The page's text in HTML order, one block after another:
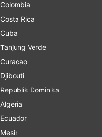
Colombia
Costa Rica
Cuba
Tanjung Verde
Curacao
Djibouti
Republik Dominika
Algeria
Ecuador
Mesir